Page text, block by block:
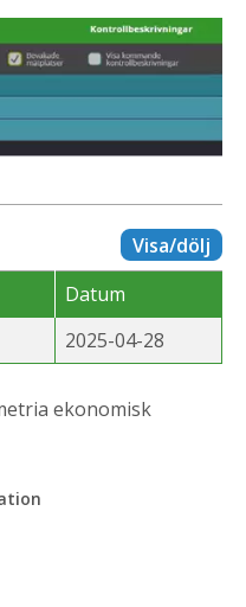
Visa/dölj
Datum
2025-04-28
ekonomisk